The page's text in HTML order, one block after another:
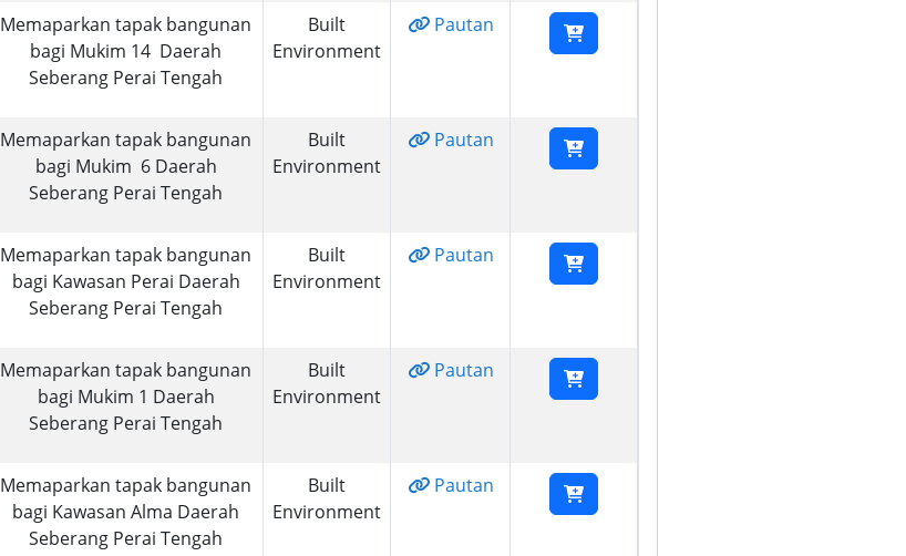
Memaparkan tapak bangunan
bagi Mukim 14 Daerah
Seberang Perai Tengah
Built
Environment
Pautan
Memaparkan tapak bangunan
bagi Mukim 6 Daerah
Seberang Perai Tengah
Built
Environment
Pautan
Memaparkan tapak bangunan
bagi Kawasan Perai Daerah
Seberang Perai Tengah
Built
Environment
Pautan
Memaparkan tapak bangunan
bagi Mukim 1 Daerah
Seberang Perai Tengah
Built
Environment
Pautan
Memaparkan tapak bangunan
bagi Kawasan Alma Daerah
Seberang Perai Tengah
Built
Environment
Pautan